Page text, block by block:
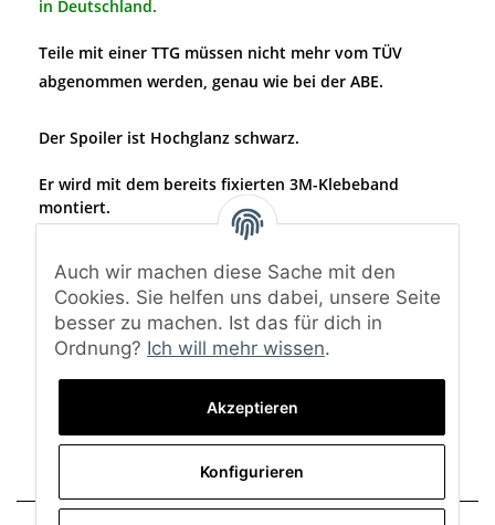
in Deutschland.
Teile mit einer TTG müssen nicht mehr vom TÜV
abgenommen werden, genau wie bei der ABE.
Der Spoiler ist Hochglanz schwarz.
Er wird mit dem bereits fixierten 3M-Klebeband
montiert.
Oberfläche: Hochglanz schwarz
(Bei dem Spoiler ist nur die Oberseite lackiert. Die
Unterseite ist schwarz matt.)
Auch wir machen diese Sache mit den
Cookies. Sie helfen uns dabei, unsere Seite
besser zu machen. Ist das für dich in
Ordnung? Ich will mehr wissen.
Akzeptieren
Konfigurieren